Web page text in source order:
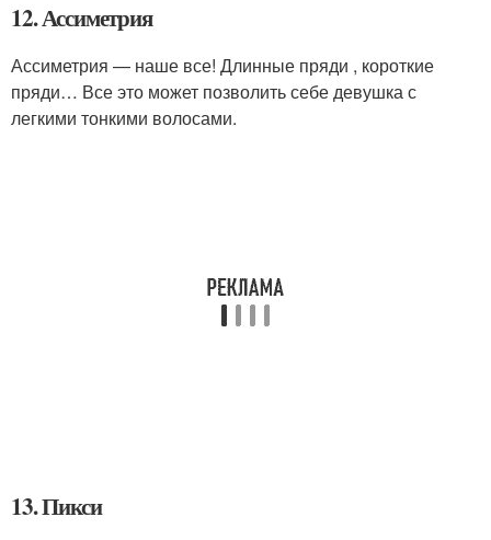
12. Ассиметрия
Ассиметрия — наше все! Длинные пряди , короткие
пряди… Все это может позволить себе девушка с
легкими тонкими волосами.
13. Пикси